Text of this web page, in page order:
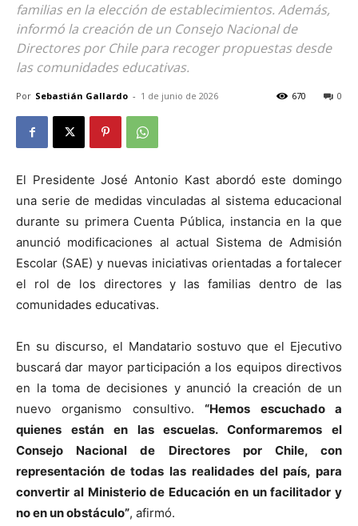
familias en la elección de establecimientos. Además,
informó la creación de un Consejo Nacional de
Directores por Chile para recoger propuestas desde
las comunidades educativas.
Por Sebastián Gallardo - 1 de junio de 2026 0
670
El Presidente José Antonio Kast abordó este domingo
una serie de medidas vinculadas al sistema educacional
durante su primera Cuenta Pública, instancia en la que
anunció modificaciones al actual Sistema de Admisión
Escolar (SAE) y nuevas iniciativas orientadas a fortalecer
el rol de los directores y las familias dentro de las
comunidades educativas.
En su discurso, el Mandatario sostuvo que el Ejecutivo
buscará dar mayor participación a los equipos directivos
en la toma de decisiones y anunció la creación de un
nuevo organismo consultivo.“Hemos escuchado a
quienes están en las escuelas. Conformaremos el
Consejo Nacional de Directores por Chile, con
representación de todas las realidades del país, para
convertir al Ministerio de Educación en un facilitador y
no en un obstáculo”, afirmó.